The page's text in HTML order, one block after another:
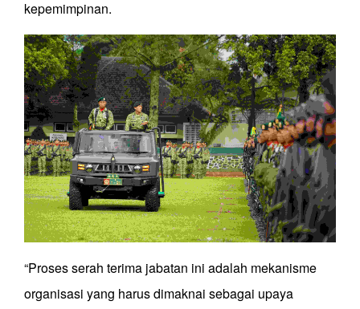
kepemimpinan.
“Proses serah terima jabatan ini adalah mekanisme
organisasi yang harus dimaknai sebagai upaya